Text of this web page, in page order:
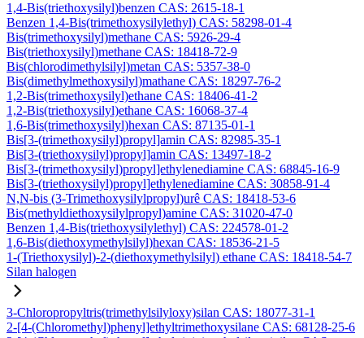
1,4-Bis(triethoxysilyl)benzen CAS: 2615-18-1
Benzen 1,4-Bis(trimethoxysilylethyl) CAS: 58298-01-4
Bis(trimethoxysilyl)methane CAS: 5926-29-4
Bis(triethoxysilyl)methane CAS: 18418-72-9
Bis(chlorodimethylsilyl)metan CAS: 5357-38-0
Bis(dimethylmethoxysilyl)mathane CAS: 18297-76-2
1,2-Bis(trimethoxysilyl)ethane CAS: 18406-41-2
1,2-Bis(triethoxysilyl)ethane CAS: 16068-37-4
1,6-Bis(trimethoxysilyl)hexan CAS: 87135-01-1
Bis[3-(trimethoxysilyl)propyl]amin CAS: 82985-35-1
Bis[3-(triethoxysilyl)propyl]amin CAS: 13497-18-2
Bis[3-(trimethoxysilyl)propyl]ethylenediamine CAS: 68845-16-9
Bis[3-(triethoxysilyl)propyl]ethylenediamine CAS: 30858-91-4
N,N-bis (3-Trimethoxysilylpropyl)urê CAS: 18418-53-6
Bis(methyldiethoxysilylpropyl)amine CAS: 31020-47-0
Benzen 1,4-Bis(triethoxysilylethyl) CAS: 224578-01-2
1,6-Bis(diethoxymethylsilyl)hexan CAS: 18536-21-5
1-(Triethoxysilyl)-2-(diethoxymethylsilyl) ethane CAS: 18418-54-7
Silan halogen
3-Chloropropyltris(trimethylsilyloxy)silan CAS: 18077-31-1
2-[4-(Chloromethyl)phenyl]ethyltrimethoxysilane CAS: 68128-25-6